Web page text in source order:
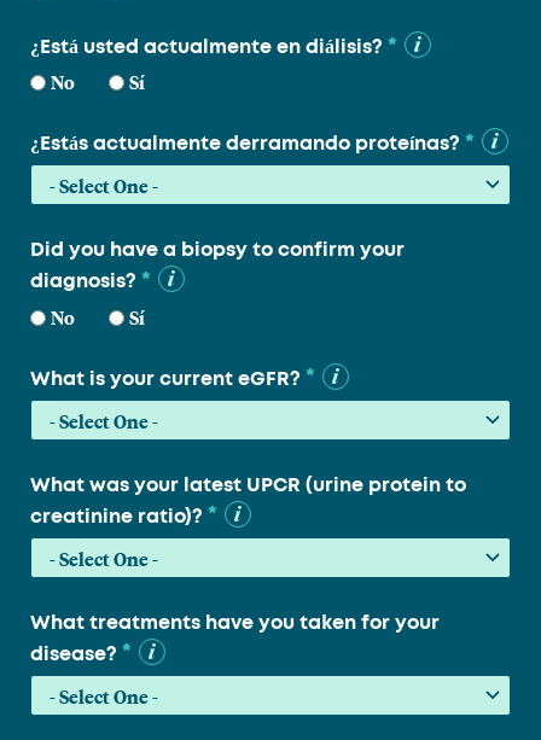
¿Está usted actualmente en diálisis? *
No Sí
¿Estás actualmente derramando proteínas? *
Did you have a biopsy to confirm your
diagnosis? *
No Sí
What is your current eGFR? *
What was your latest UPCR (urine protein to
creatinine ratio)? *
What treatments have you taken for your
disease? *